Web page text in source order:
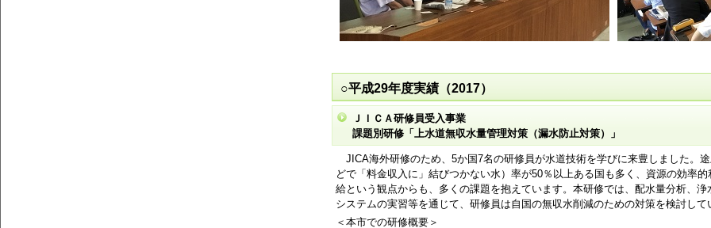
○平成29年度実績（2017）
ＪＩＣＡ研修員受入事業
課題別研修「上水道無収水量管理対策（漏水防止対策）」
JICA海外研修のため、5か国7名の研修員が水道技術を学びに来豊しました。
どで「料金収入に」結びつかない水）率が50％以上ある国も多く、資源の効率
給という観点からも、多くの課題を抱えています。本研修では、配水量分析、
システムの実習等を通じて、研修員は自国の無収水削減のための対策を検討して
＜本市での研修概要＞